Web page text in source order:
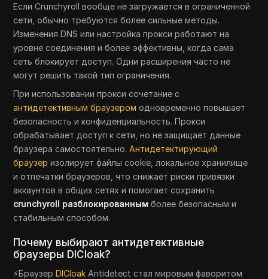
Если Crunchyroll вообще не загружается в ограниченной
сети, обычно требуются более сильные методы.
Изменения DNS или настройка прокси работают на
уровне соединения и более эффективны, когда сама
сеть блокирует доступ. Одни расширения часто не
могут решить такой тип ограничения.
При использовании прокси сочетание с
антидетективным браузером одновременно повышает
безопасность и конфиденциальность. Прокси
обрабатывает доступ к сети, но не защищает данные
браузера самостоятельно.Антидетектирующий
браузер изолирует файлы cookie, локальное хранилище
и отпечатки браузеров, что снижает риски привязки
аккаунтов в общих сетях и помогает сохранить
crunchyroll разблокированным более безопасным и
стабильным способом.
Почему выбирают антидетективные
браузеры DICloak?
⚡БраузерDICloak Antidetect стал мировым фаворитом